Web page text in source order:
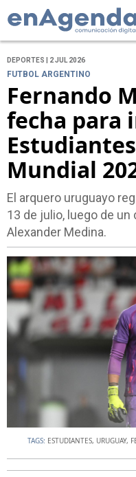
DEPORTES | 2 JUL 2026
FUTBOL ARGENTINO
Fernando
fecha para
Mundial
El arquero uruguayo
13 de julio, luego de
Alexander Medina.
TAGS: ESTUDIANTES, URUGUAY,